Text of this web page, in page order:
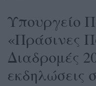
Υπουργείο
«Πράσινες
Διαδρομές
εκδηλώσεις